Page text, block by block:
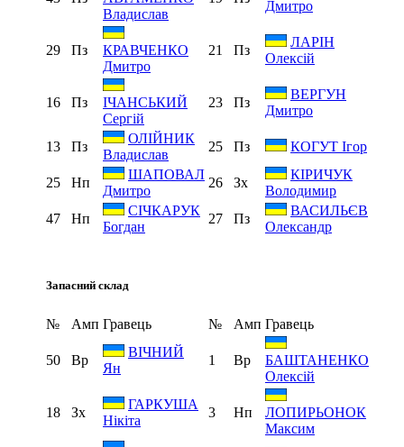
Владислав
Дмитро
29 Пз
КРАВЧЕНКО
Дмитро
21 Пз
ЛАРІН
Олексій
16 Пз
ІЧАНСЬКИЙ
Сергій
23 Пз
ВЕРГУН
Дмитро
13 Пз
ОЛІЙНИК
Владислав
25 Пз КОГУТ Ігор
25 Нп
ШАПОВАЛ
Дмитро
26 Зх
КІРИЧУК
Володимир
47
Нп
СІЧКАРУК
Богдан
27 Пз
ВАСИЛЬЄВ
Олександр
Запасний склад
№ Амп Гравець № Амп Гравець
50 Вр
ВІЧНИЙ
Ян
1 Вр
БАШТАНЕНКО
Олексій
18 Зх
ГАРКУША
Нікіта
3 Нп
ЛОПИРЬОНОК
Максим